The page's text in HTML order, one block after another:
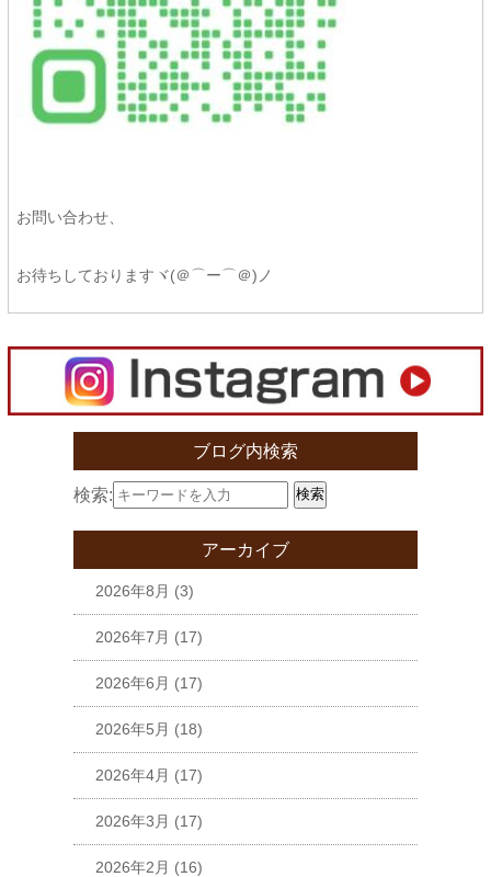
お問い合わせ、
お待ちしておりますヾ(＠⌒ー⌒＠)ノ
ブログ内検索
検索: 検索
アーカイブ
2026年8月 (3)
2026年7月 (17)
2026年6月 (17)
2026年5月 (18)
2026年4月 (17)
2026年3月 (17)
2026年2月 (16)